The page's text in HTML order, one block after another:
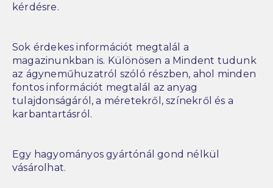
kérdésre.
Sok érdekes információt megtalál a
magazinunkban is. Különösen a Mindent tudunk
az ágyneműhuzatról szóló részben, ahol minden
fontos információt megtalál az anyag
tulajdonságáról, a méretekről, színekről és a
karbantartásról.
Egy hagyományos gyártónál gond nélkül
vásárolhat.